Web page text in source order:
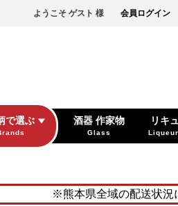
ようこそ ゲスト 様 会員ログイン
で選ぶ 酒器 作家物
Glass
リキ
※熊本県全域の配送状況